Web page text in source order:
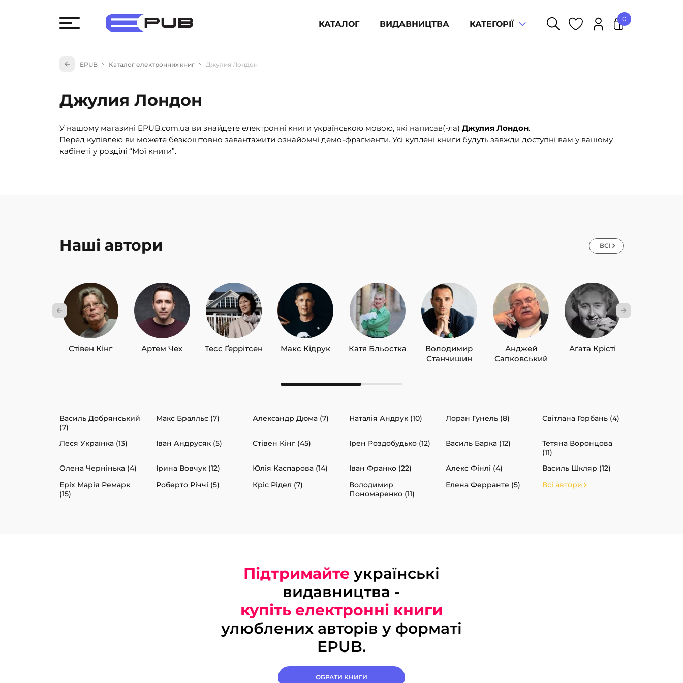
КАТАЛОГ ВИДАВНИЦТВА КАТЕГОРІЇ
Художня література (1854)
(527)
0
У кошику немає товарів.
EPUB Каталог електронних книг Джулия Лондон
Джулия Лондон
У нашому магазині EPUB.com.ua ви знайдете електронні книги українською мовою, які написав(-ла) Джулия Лондон.
Перед купівлею ви можете безкоштовно завантажити ознайомчі демо-фрагменти. Усі куплені книги будуть завжди доступні вам у вашому
кабінеті у розділі “Мої книги”.
Наші автори ВСІ
Стівен Кінг Артем Чех Тесс Ґеррітсен Макс Кідрук Катя Бльостка
Володимир
Станчишин
Анджей
Сапковський
Аґата Крісті
Василь Добрянський
(7)
Макс Бралльє (7) Александр Дюма (7) Наталія Андрук (10) Лоран Гунель (8) Світлана Горбань (4)
Леся Українка (13) Іван Андрусяк (5) Стівен Кінг (45) Ірен Роздобудько (12) Василь Барка (12)
Тетяна Воронцова
(11)
Олена Чернінька (4)
Ірина Вовчук (12) Юлія Каспарова (14) Іван Франко (22) Алекс Фінлі (4)
Василь Шкляр (12)
Еріх Марія Ремарк
(15)
Роберто Річчі (5) Кріс Рідел (7)
Володимир
Пономаренко (11)
Елена Ферранте (5) Всі автори
Підтримайте українські
видавництва -
купіть електронні книги
улюблених авторів у форматі
EPUB.
ОБРАТИ КНИГИ